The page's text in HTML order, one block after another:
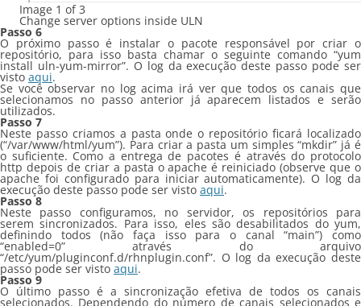
Image 1 of 3
Change server options inside ULN
Passo 6
O próximo passo é instalar o pacote responsável por criar o
repositório, para isso basta chamar o seguinte comando “yum
install uln-yum-mirror”. O log da execução deste passo pode ser
visto aqui.
Se você observar no log acima irá ver que todos os canais que
selecionamos no passo anterior já aparecem listados e serão
utilizados.
Passo 7
Neste passo criamos a pasta onde o repositório ficará localizado
(“/var/www/html/yum”). Para criar a pasta um simples “mkdir” já é
o suficiente. Como a entrega de pacotes é através do protocolo
http depois de criar a pasta o apache é reiniciado (observe que o
apache foi configurado para iniciar automaticamente). O log da
execução deste passo pode ser visto aqui.
Passo 8
Neste passo configuramos, no servidor, os repositórios para
serem sincronizados. Para isso, eles são desabilitados do yum,
definindo todos (não faça isso para o canal “main”) como
“enabled=0” através do arquivo
“/etc/yum/pluginconf.d/rhnplugin.conf”. O log da execução deste
passo pode ser visto aqui.
Passo 9
O último passo é a sincronização efetiva de todos os canais
selecionados. Dependendo do número de canais selecionados e